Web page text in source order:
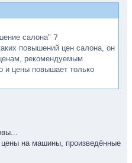
салона" ?
повышений цен салона, он
рекомендуемым
и цены повышает только
на машины, произведённые